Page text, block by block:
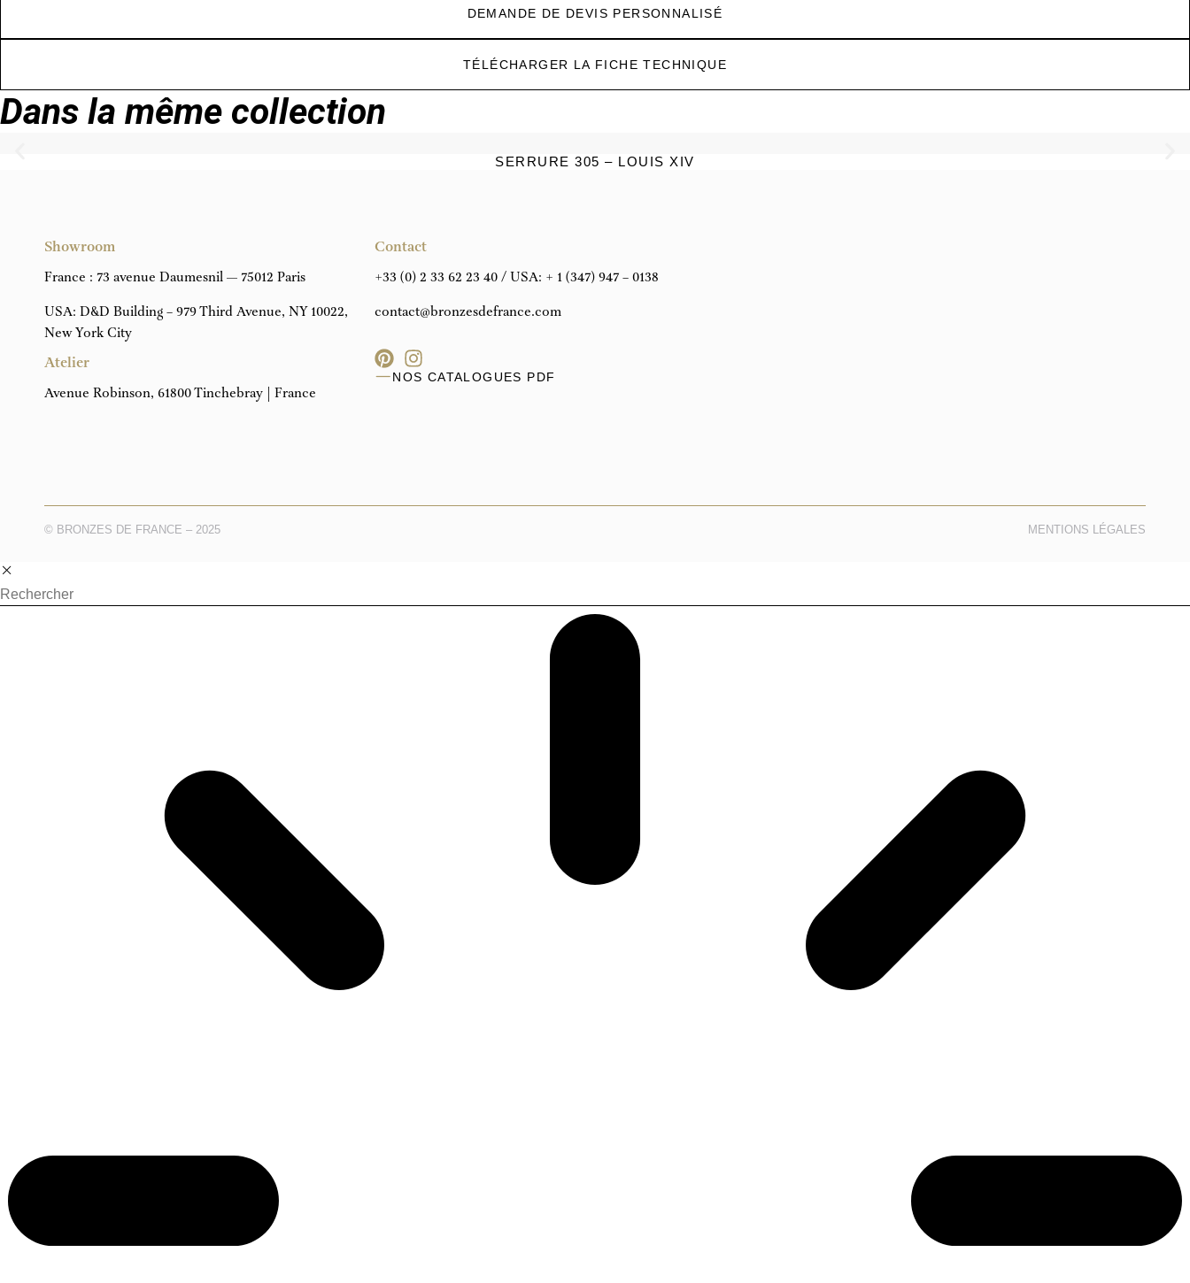
DEMANDE DE DEVIS PERSONNALISÉ
TÉLÉCHARGER LA FICHE TECHNIQUE
Dans la même collection
SERRURE 305 – LOUIS XIV
Showroom
France : 73 avenue Daumesnil — 75012 Paris
USA: D&D Building – 979 Third Avenue, NY 10022,
New York City
Atelier
Avenue Robinson, 61800 Tinchebray | France
Contact
+33 (0) 2 33 62 23 40 / USA: + 1 (347) 947 – 0138
contact@bronzesdefrance.com
NOS CATALOGUES PDF
© BRONZES DE FRANCE – 2025 MENTIONS LÉGALES